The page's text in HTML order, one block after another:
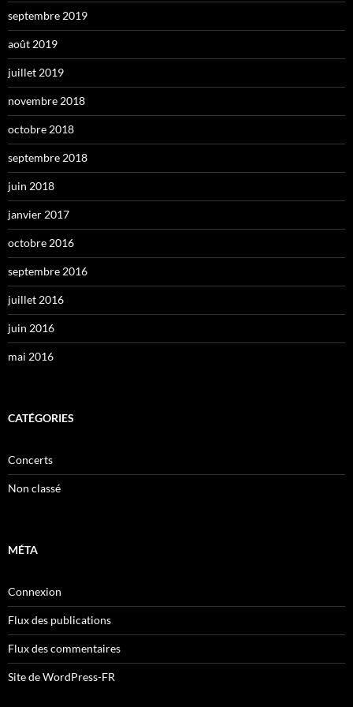
septembre 2019
août 2019
juillet 2019
novembre 2018
octobre 2018
septembre 2018
juin 2018
janvier 2017
octobre 2016
septembre 2016
juillet 2016
juin 2016
mai 2016
CATÉGORIES
Concerts
Non classé
MÉTA
Connexion
Flux des publications
Flux des commentaires
Site de WordPress-FR